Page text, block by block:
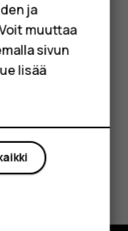
ja
muuttaa
sivun
lisää